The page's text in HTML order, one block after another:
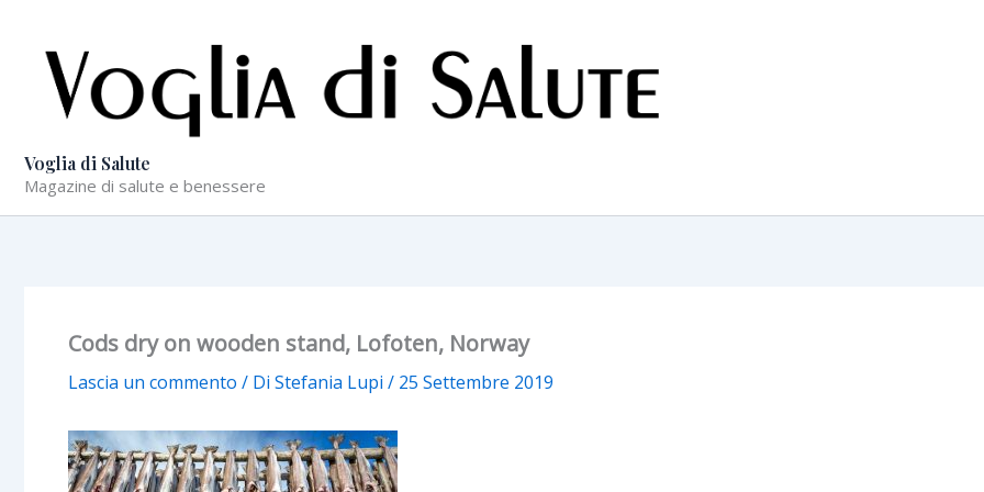
contenuto
Voglia di Salute
Magazine di salute e benessere
Cods dry on wooden stand, Lofoten, Norway
Lascia un commento / Di Stefania Lupi / 25 Settembre 2019